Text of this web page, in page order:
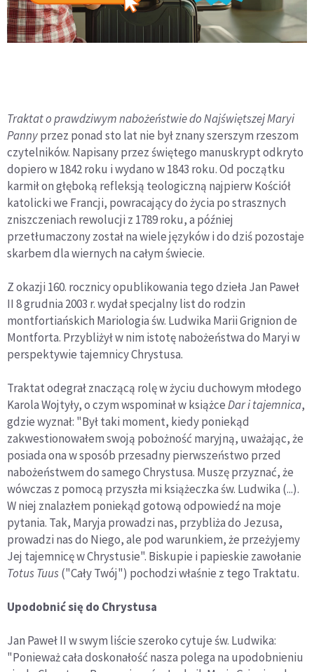
Traktat o prawdziwym nabożeństwie do Najświętszej Maryi
Pannyprzez ponad sto lat nie był znany szerszym rzeszom
czytelników. Napisany przez świętego manuskrypt odkryto
dopiero w 1842 roku i wydano w 1843 roku. Od początku
karmił on głęboką refleksją teologiczną najpierw Kościół
katolicki we Francji, powracający do życia po strasznych
zniszczeniach rewolucji z 1789 roku, a później
przetłumaczony został na wiele języków i do dziś pozostaje
skarbem dla wiernych na całym świecie.
Z okazji 160. rocznicy opublikowania tego dzieła Jan Paweł
II 8 grudnia 2003 r. wydał specjalny list do rodzin
montfortiańskich Mariologia św. Ludwika Marii Grignion de
Montforta. Przybliżył w nim istotę nabożeństwa do Maryi w
perspektywie tajemnicy Chrystusa.
Traktat odegrał znaczącą rolę w życiu duchowym młodego
Karola Wojtyły, o czym wspominał w książceDar i tajemnica,
gdzie wyznał: "Był taki moment, kiedy poniekąd
zakwestionowałem swoją pobożność maryjną, uważając, że
posiada ona w sposób przesadny pierwszeństwo przed
nabożeństwem do samego Chrystusa. Muszę przyznać, że
wówczas z pomocą przyszła mi książeczka św. Ludwika (...).
W niej znalazłem poniekąd gotową odpowiedź na moje
pytania. Tak, Maryja prowadzi nas, przybliża do Jezusa,
prowadzi nas do Niego, ale pod warunkiem, że przeżyjemy
Jej tajemnicę w Chrystusie". Biskupie i papieskie zawołanie
Totus Tuus("Cały Twój") pochodzi właśnie z tego Traktatu.
Upodobnić się do Chrystusa
Jan Paweł II w swym liście szeroko cytuje św. Ludwika:
"Ponieważ cała doskonałość nasza polega na upodobnieniu